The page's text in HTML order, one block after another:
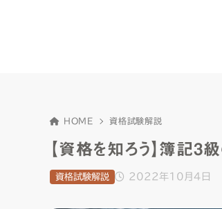
HOME 資格試験解説
【資格を知ろう】簿記3
2022年10月4日
資格試験解説